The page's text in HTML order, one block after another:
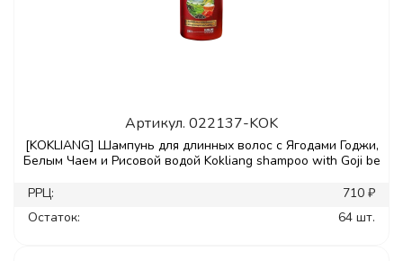
Артикул. 022137-KOK
[KOKLIANG] Шампунь для длинных волос с Ягодами Годжи,
Белым Чаем и Рисовой водой Kokliang shampoo with Goji be
РРЦ:
710 ₽
Остаток:
64 шт.